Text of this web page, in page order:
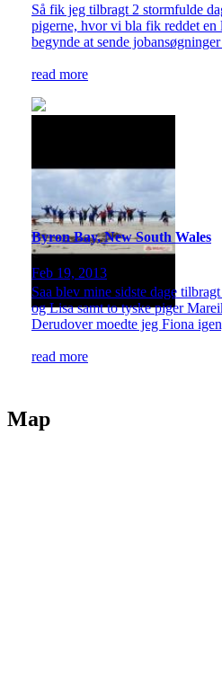
Så fik jeg tilbragt 2 stormfulde
pigerne, hvor vi bla fik reddet
begynde at sende
read more
Byron Bay, New South Wales
Feb 19, 2013
Saa blev mine sidste dage
og Lisa samt to tyske piger
Derudover moedte jeg Fiona
read more
Map